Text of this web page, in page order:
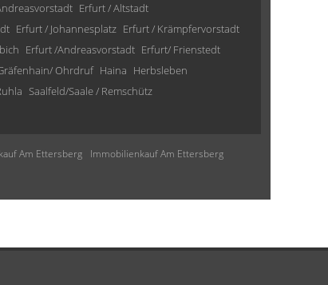
Erfurt / Altstadt
Erfurt / Johannesplatz Erfurt / Krämpfervorstadt
Erfurt /Andreasvorstadt Erfurt/ Frienstedt
Ohrdruf Haina Herbsleben
Saalfeld/Saale / Remschütz
Am Ettersberg
Immobilienkauf Am Ettersberg